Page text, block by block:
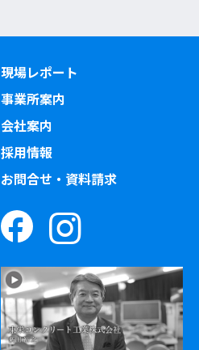
現場レポート
事業所案内
会社案内
採用情報
お問合せ・資料請求